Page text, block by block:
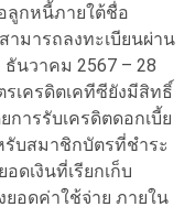
ลูกหนี้ภายใต้ชื่อ
ามารถลงทะเบียนผ่าน
ธันวาคม 2567 – 28
เครดิตเคทีซียังมีสิทธิ์
การรับเครดิตดอกเบี้ย
บสมาชิกบัตรที่ชำระ
ดเงินที่เรียกเก็บ
อดค่าใช้จ่าย ภายใน